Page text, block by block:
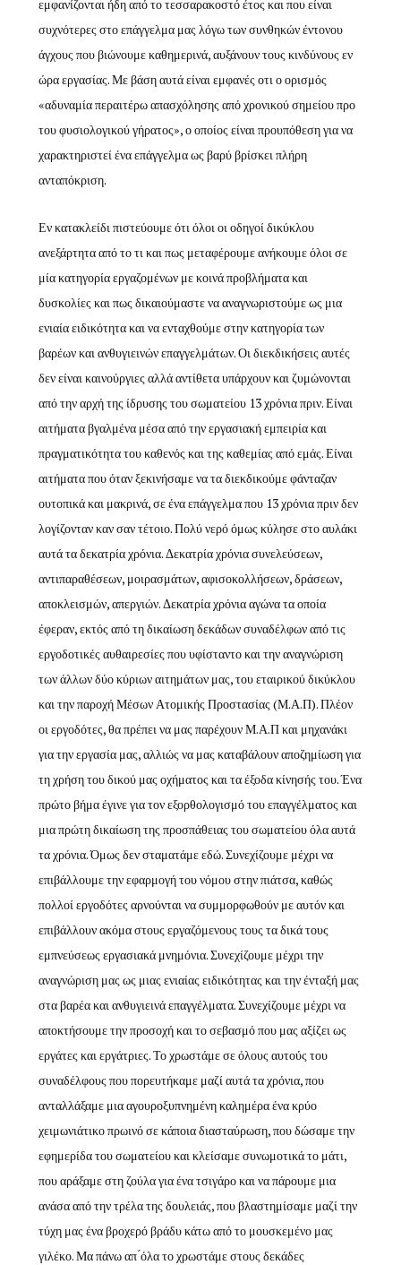
εμφανίζονται ήδη από το τεσσαρακοστό έτος και που είναι
συχνότερες στο επάγγελμα μας λόγω των συνθηκών έντονου
άγχους που βιώνουμε καθημερινά, αυξάνουν τους κινδύνους εν
ώρα εργασίας. Με βάση αυτά είναι εμφανές οτι ο ορισμός
«αδυναμία περαιτέρω απασχόλησης από χρονικού σημείου προ
του φυσιολογικού γήρατος», ο οποίος είναι προυπόθεση για να
χαρακτηριστεί ένα επάγγελμα ως βαρύ βρίσκει πλήρη
ανταπόκριση.
Εν κατακλείδι πιστεύουμε ότι όλοι οι οδηγοί δικύκλου
ανεξάρτητα από το τι και πως μεταφέρουμε ανήκουμε όλοι σε
μία κατηγορία εργαζομένων με κοινά προβλήματα και
δυσκολίες και πως δικαιούμαστε να αναγνωριστούμε ως μια
ενιαία ειδικότητα και να ενταχθούμε στην κατηγορία των
βαρέων και ανθυγιεινών επαγγελμάτων. Οι διεκδικήσεις αυτές
δεν είναι καινούργιες αλλά αντίθετα υπάρχουν και ζυμώνονται
από την αρχή της ίδρυσης του σωματείου 13 χρόνια πριν. Είναι
αιτήματα βγαλμένα μέσα από την εργασιακή εμπειρία και
πραγματικότητα του καθενός και της καθεμίας από εμάς. Είναι
αιτήματα που όταν ξεκινήσαμε να τα διεκδικούμε φάνταζαν
ουτοπικά και μακρινά, σε ένα επάγγελμα που 13 χρόνια πριν δεν
λογίζονταν καν σαν τέτοιο. Πολύ νερό όμως κύλησε στο αυλάκι
αυτά τα δεκατρία χρόνια. Δεκατρία χρόνια συνελεύσεων,
αντιπαραθέσεων, μοιρασμάτων, αφισοκολλήσεων, δράσεων,
αποκλεισμών, απεργιών. Δεκατρία χρόνια αγώνα τα οποία
έφεραν, εκτός από τη δικαίωση δεκάδων συναδέλφων από τις
εργοδοτικές αυθαιρεσίες που υφίσταντο και την αναγνώριση
των άλλων δύο κύριων αιτημάτων μας, του εταιρικού δικύκλου
και την παροχή Μέσων Ατομικής Προστασίας (Μ.Α.Π). Πλέον
οι εργοδότες, θα πρέπει να μας παρέχουν Μ.Α.Π και μηχανάκι
για την εργασία μας, αλλιώς να μας καταβάλουν αποζημίωση για
τη χρήση του δικού μας οχήματος και τα έξοδα κίνησής του. Ένα
πρώτο βήμα έγινε για τον εξορθολογισμό του επαγγέλματος και
μια πρώτη δικαίωση της προσπάθειας του σωματείου όλα αυτά
τα χρόνια. Όμως δεν σταματάμε εδώ. Συνεχίζουμε μέχρι να
επιβάλλουμε την εφαρμογή του νόμου στην πιάτσα, καθώς
πολλοί εργοδότες αρνούνται να συμμορφωθούν με αυτόν και
επιβάλλουν ακόμα στους εργαζόμενους τους τα δικά τους
εμπνεύσεως εργασιακά μνημόνια. Συνεχίζουμε μέχρι την
αναγνώριση μας ως μιας ενιαίας ειδικότητας και την ένταξή μας
στα βαρέα και ανθυγιεινά επαγγέλματα. Συνεχίζουμε μέχρι να
αποκτήσουμε την προσοχή και το σεβασμό που μας αξίζει ως
εργάτες και εργάτριες. Το χρωστάμε σε όλους αυτούς του
συναδέλφους που πορευτήκαμε μαζί αυτά τα χρόνια, που
ανταλλάξαμε μια αγουροξυπνημένη καλημέρα ένα κρύο
χειμωνιάτικο πρωινό σε κάποια διασταύρωση, που δώσαμε την
εφημερίδα του σωματείου και κλείσαμε συνωμοτικά το μάτι,
που αράξαμε στη ζούλα για ένα τσιγάρο και να πάρουμε μια
ανάσα από την τρέλα της δουλειάς, που βλαστημίσαμε μαζί την
τύχη μας ένα βροχερό βράδυ κάτω από το μουσκεμένο μας
γιλέκο. Μα πάνω απ ́όλα το χρωστάμε στους δεκάδες